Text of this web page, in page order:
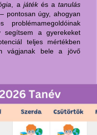
, a játék és a tanulás
pontosan úgy, ahogyan
a gyerekeket
teljes mértékben
vágjanak bele a jövő